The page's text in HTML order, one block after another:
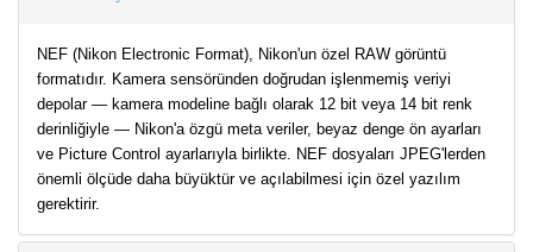
NEF (Nikon Electronic Format), Nikon'un özel RAW görüntü
formatıdır. Kamera sensöründen doğrudan işlenmemiş veriyi
depolar — kamera modeline bağlı olarak 12 bit veya 14 bit renk
derinliğiyle — Nikon'a özgü meta veriler, beyaz denge ön ayarları
ve Picture Control ayarlarıyla birlikte. NEF dosyaları JPEG'lerden
önemli ölçüde daha büyüktür ve açılabilmesi için özel yazılım
gerektirir.